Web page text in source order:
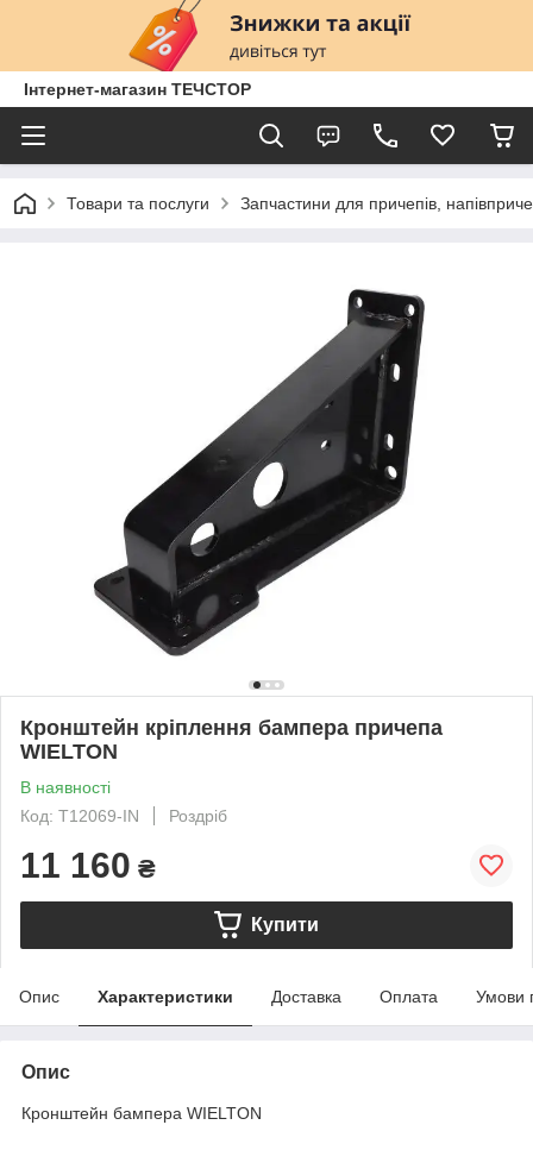
Інтернет-магазин ТЕЧСТОР
Товари та послуги Запчастини для причепів,
Кронштейн кріплення бампера причепа
WIELTON
В наявності
Код: T12069-IN
Роздріб
11 160 ₴
Купити
Опис Характеристики Доставка Оплата Умови
Опис
Кронштейн бампера WIELTON